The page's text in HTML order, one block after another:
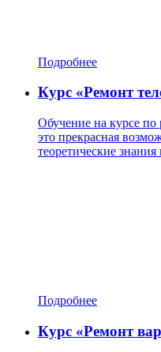
Подробнее
Курс «Ремонт
Обучение на курсе
это прекрасная
теоретические
Подробнее
Курс «Ремонт